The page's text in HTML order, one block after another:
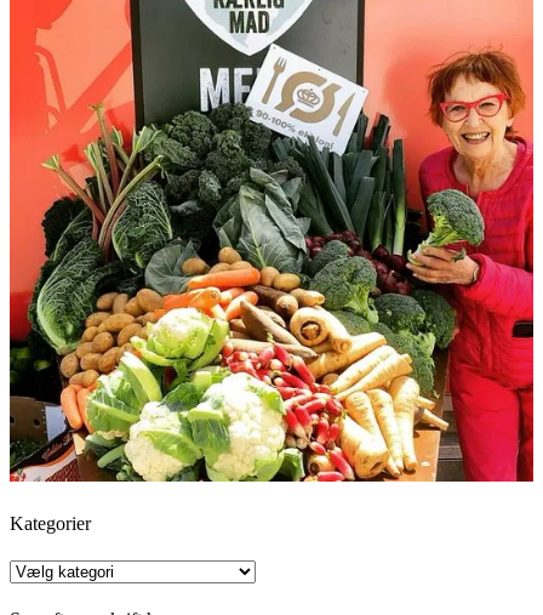
Kategorier
Kategorier